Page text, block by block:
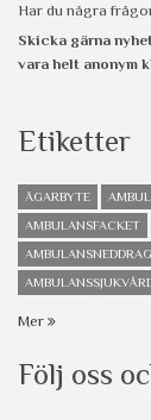
Har du några
Skicka gärna
vara helt anonym
Etiketter
ÄGARBYTE
AMBULANSFACKET
Mer
Följ oss